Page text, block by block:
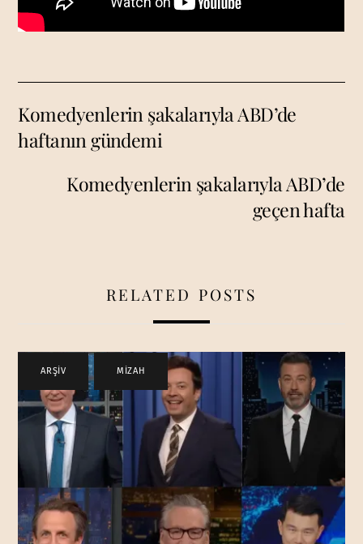
Komedyenlerin şakalarıyla ABD’de
haftanın gündemi
Komedyenlerin şakalarıyla ABD’de
geçen hafta
RELATED POSTS
ARŞİV , MİZAH